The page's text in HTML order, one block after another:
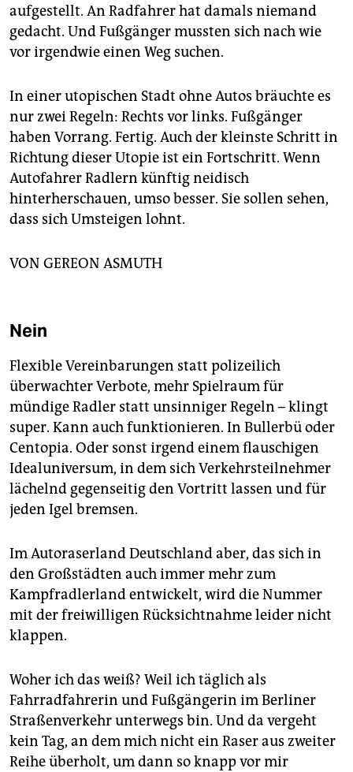
aufgestellt. An Radfahrer hat damals niemand
gedacht. Und Fußgänger mussten sich nach wie
vor irgendwie einen Weg suchen.
In einer utopischen Stadt ohne Autos bräuchte es
nur zwei Regeln: Rechts vor links. Fußgänger
haben Vorrang. Fertig. Auch der kleinste Schritt in
Richtung dieser Utopie ist ein Fortschritt. Wenn
Autofahrer Radlern künftig neidisch
hinterherschauen, umso besser. Sie sollen sehen,
dass sich Umsteigen lohnt.
VON GEREON ASMUTH
Nein
Flexible Vereinbarungen statt polizeilich
überwachter Verbote, mehr Spielraum für
mündige Radler statt unsinniger Regeln – klingt
super. Kann auch funktionieren. In Bullerbü oder
Centopia. Oder sonst irgend einem flauschigen
Idealuniversum, in dem sich Verkehrsteilnehmer
lächelnd gegenseitig den Vortritt lassen und für
jeden Igel bremsen.
Im Autoraserland Deutschland aber, das sich in
den Großstädten auch immer mehr zum
Kampfradlerland entwickelt, wird die Nummer
mit der freiwilligen Rücksichtnahme leider nicht
klappen.
Woher ich das weiß? Weil ich täglich als
Fahrradfahrerin und Fußgängerin im Berliner
Straßenverkehr unterwegs bin. Und da vergeht
kein Tag, an dem mich nicht ein Raser aus zweiter
Reihe überholt, um dann so knapp vor mir